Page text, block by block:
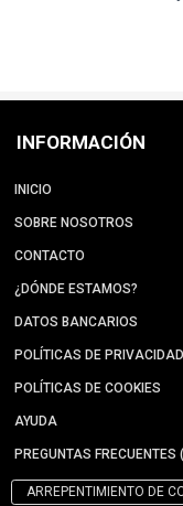
INFORMACIÓN
INICIO
SOBRE NOSOTROS
CONTACTO
¿DÓNDE ESTAMOS?
DATOS BANCARIOS
POLÍTICAS DE PRIVACIDAD
POLÍTICAS DE COOKIES
AYUDA
PREGUNTAS FRECUENTES
ARREPENTIMIENTO DE